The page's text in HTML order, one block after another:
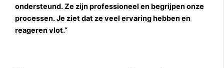
ondersteund. Ze zijn professioneel en begrijpen onze
processen. Je ziet dat ze veel ervaring hebben en
reageren vlot.”